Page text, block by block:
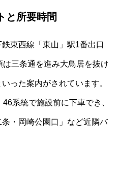
と所要時間
東西線「東山」駅1番出口
三条通を進み大鳥居を抜け
った案内がされています。
系統で施設前に下車でき、
・岡崎公園口」など近隣バ